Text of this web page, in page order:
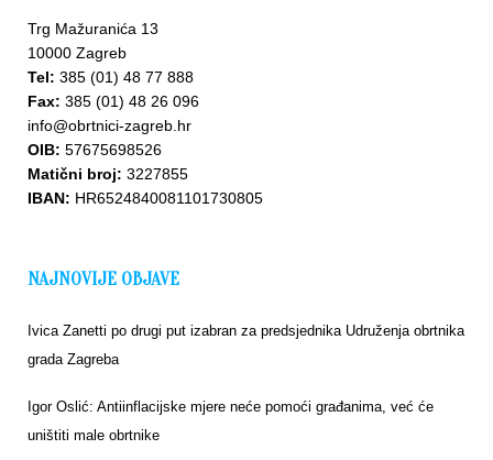
Trg Mažuranića 13
10000 Zagreb
Tel: 385 (01) 48 77 888
Fax: 385 (01) 48 26 096
info@obrtnici-zagreb.hr
OIB: 57675698526
Matični broj: 3227855
IBAN: HR6524840081101730805
NAJNOVIJE OBJAVE
Ivica Zanetti po drugi put izabran za predsjednika Udruženja obrtnika
grada Zagreba
Igor Oslić: Antiinflacijske mjere neće pomoći građanima, već će
uništiti male obrtnike